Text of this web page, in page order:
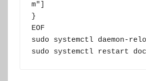
m"]
}
EOF
sudo systemctl daemon-
sudo systemctl restart